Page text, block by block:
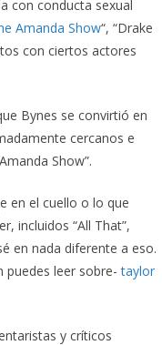
con conducta sexual
Amanda Show“, “Drake
con ciertos actores
Bynes se convirtió en
cercanos e
Show”.
en el cuello o lo que
incluidos “All That”,
en nada diferente a eso.
puedes leer sobre-taylor
y críticos